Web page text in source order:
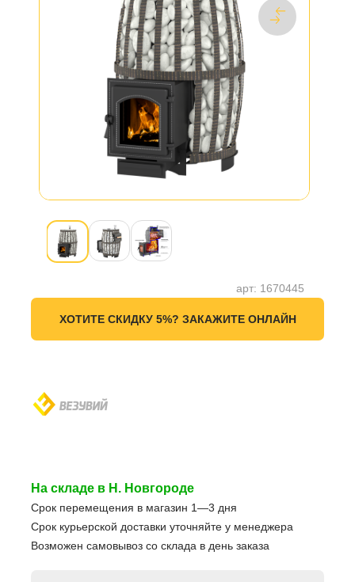
арт: 1670445
На складе в Н. Новгороде
Срок перемещения в магазин 1—3 дня
Срок курьерской доставки уточняйте у менеджера
Возможен самовывоз со склада в день заказа
ХОТИТЕ СКИДКУ 5%? ЗАКАЖИТЕ ОНЛАЙН